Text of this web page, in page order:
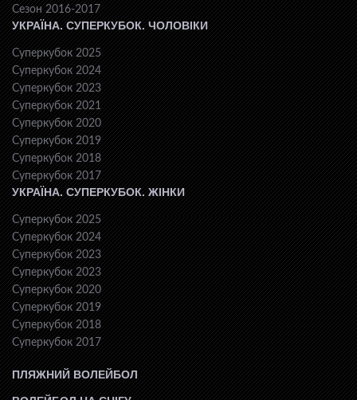
Сезон 2016-2017
УКРАЇНА. СУПЕРКУБОК. ЧОЛОВІКИ
Суперкубок 2025
Суперкубок 2024
Суперкубок 2023
Суперкубок 2021
Суперкубок 2020
Суперкубок 2019
Суперкубок 2018
Суперкубок 2017
УКРАЇНА. СУПЕРКУБОК. ЖІНКИ
Суперкубок 2025
Суперкубок 2024
Суперкубок 2023
Суперкубок 2023
Суперкубок 2020
Суперкубок 2019
Суперкубок 2018
Суперкубок 2017
ПЛЯЖНИЙ ВОЛЕЙБОЛ